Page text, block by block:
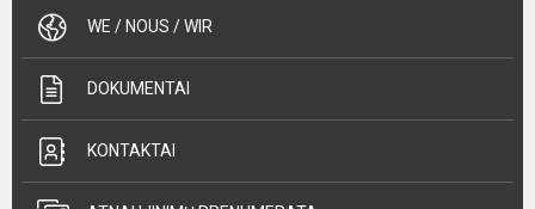
WE / NOUS / WIR
DOKUMENTAI
KONTAKTAI